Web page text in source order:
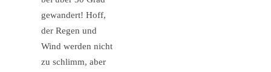
gewandert! Hoff,
der Regen und
Wind werden nicht
zu schlimm, aber